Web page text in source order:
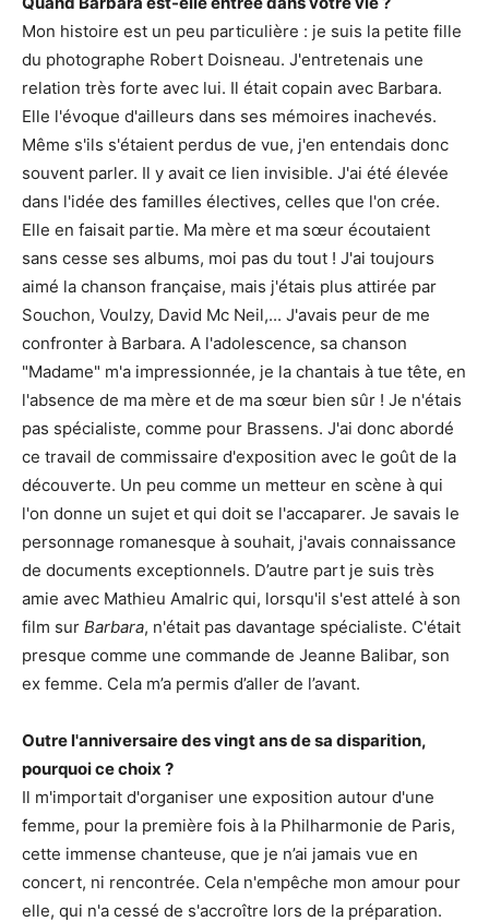
Mon histoire est un peu particulière : je suis la petite fille
du photographe Robert Doisneau. J'entretenais une
relation très forte avec lui. Il était copain avec Barbara.
Elle l'évoque d'ailleurs dans ses mémoires inachevés.
Même s'ils s'étaient perdus de vue, j'en entendais donc
souvent parler. Il y avait ce lien invisible. J'ai été élevée
dans l'idée des familles électives, celles que l'on crée.
Elle en faisait partie. Ma mère et ma sœur écoutaient
sans cesse ses albums, moi pas du tout ! J'ai toujours
aimé la chanson française, mais j'étais plus attirée par
Souchon, Voulzy, David Mc Neil,... J'avais peur de me
confronter à Barbara. A l'adolescence, sa chanson
"Madame" m'a impressionnée, je la chantais à tue tête, en
l'absence de ma mère et de ma sœur bien sûr ! Je n'étais
pas spécialiste, comme pour Brassens. J'ai donc abordé
ce travail de commissaire d'exposition avec le goût de la
découverte. Un peu comme un metteur en scène à qui
l'on donne un sujet et qui doit se l'accaparer. Je savais le
personnage romanesque à souhait, j'avais connaissance
de documents exceptionnels. D’autre part je suis très
amie avec Mathieu Amalric qui, lorsqu'il s'est attelé à son
film sur Barbara, n'était pas davantage spécialiste. C'était
presque comme une commande de Jeanne Balibar, son
ex femme. Cela m’a permis d’aller de l’avant.
Outre l'anniversaire des vingt ans de sa disparition,
pourquoi ce choix ?
Il m'importait d'organiser une exposition autour d'une
femme, pour la première fois à la Philharmonie de Paris,
cette immense chanteuse, que je n’ai jamais vue en
concert, ni rencontrée. Cela n'empêche mon amour pour
elle, qui n'a cessé de s'accroître lors de la préparation.